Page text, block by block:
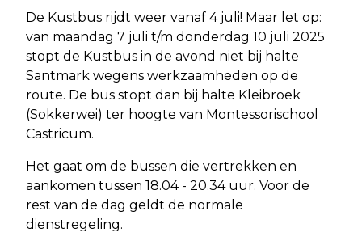
De Kustbus rijdt weer vanaf 4 juli! Maar let op:
van maandag 7 juli t/m donderdag 10 juli 2025
stopt de Kustbus in de avond niet bij halte
Santmark wegens werkzaamheden op de
route. De bus stopt dan bij halte Kleibroek
(Sokkerwei) ter hoogte van Montessorischool
Castricum.
Het gaat om de bussen die vertrekken en
aankomen tussen 18.04 - 20.34 uur. Voor de
rest van de dag geldt de normale
dienstregeling.